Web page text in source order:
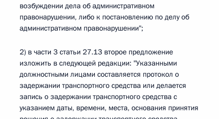
возбуждении дела об административном
правонарушении, либо к постановлению по делу об
административном правонарушении";
2) в части 3 статьи 27.13 второе предложение
изложить в следующей редакции: "Указанными
должностными лицами составляется протокол о
задержании транспортного средства или делается
запись о задержании транспортного средства с
указанием даты, времени, места, основания принятия